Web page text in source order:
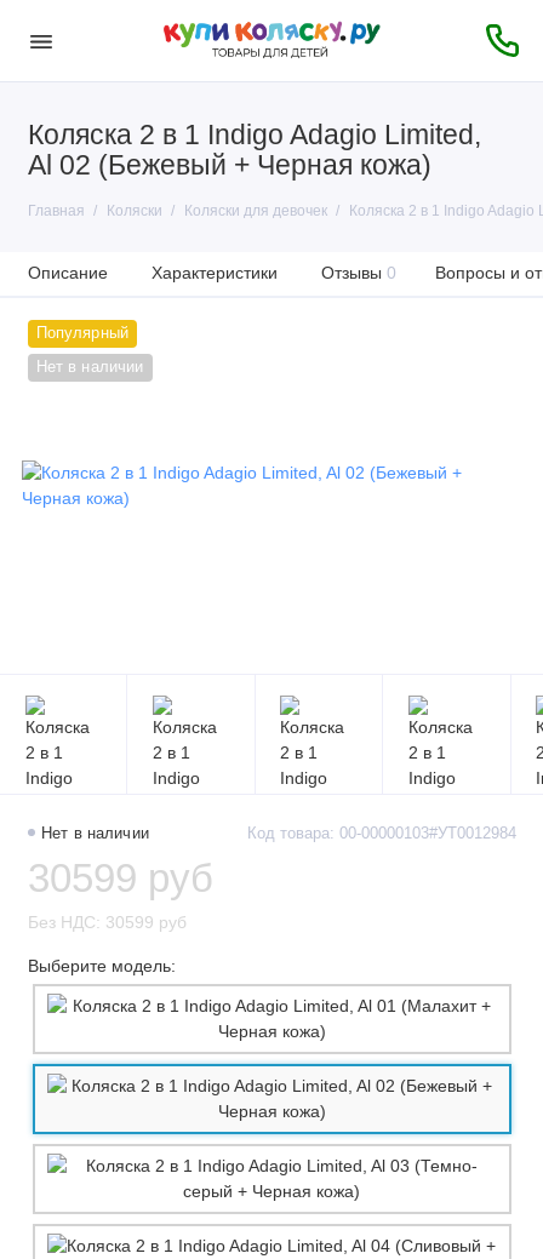
Коляска 2 в 1 Indigo Adagio Limited,
Al 02 (Бежевый + Черная кожа)
Главная Коляски Коляски для девочек Коляска 2 в 1 Indigo
Описание Характеристики Отзывы 0 Вопросы и
Популярный
Нет в наличии
Нет в наличии Код товара: 00-00000103#УТ0012984
30599 руб
Без НДС: 30599 руб
Выберите модель: